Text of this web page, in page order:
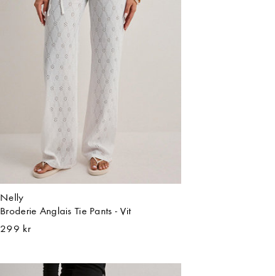
Nelly
Broderie Anglais Tie Pants - Vit
299 kr